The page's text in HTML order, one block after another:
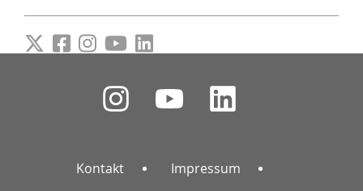
Kontakt Impressum